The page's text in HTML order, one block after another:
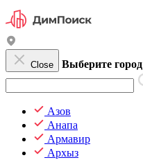
Close Выберите город
Азов
Анапа
Армавир
Архыз